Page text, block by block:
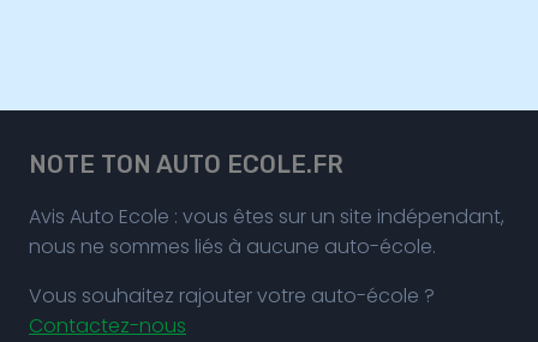
NOTE TON AUTO ECOLE.FR
Avis Auto Ecole : vous êtes sur un site indépendant,
nous ne sommes liés à aucune auto-école.
Vous souhaitez rajouter votre auto-école ?
Contactez-nous